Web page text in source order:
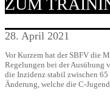
ZUM
28. April 2021
Vor Kurzem hat der SBFV die
Regelungen bei der Ausübung
die Inzidenz stabil zwischen
Änderung, welche die C-